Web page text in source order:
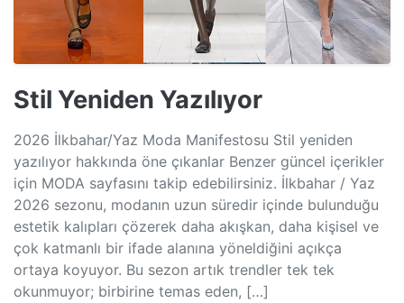
Stil Yeniden Yazılıyor
2026 İlkbahar/Yaz Moda Manifestosu Stil yeniden
yazılıyor hakkında öne çıkanlar Benzer güncel içerikler
için MODA sayfasını takip edebilirsiniz. İlkbahar / Yaz
2026 sezonu, modanın uzun süredir içinde bulunduğu
estetik kalıpları çözerek daha akışkan, daha kişisel ve
çok katmanlı bir ifade alanına yöneldiğini açıkça
ortaya koyuyor. Bu sezon artık trendler tek tek
okunmuyor; birbirine temas eden, […]